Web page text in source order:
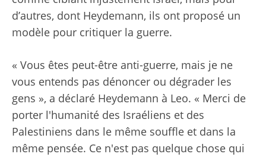
d’autres, dont Heydemann, ils ont proposé un
modèle pour critiquer la guerre.
« Vous êtes peut-être anti-guerre, mais je ne
vous entends pas dénoncer ou dégrader les
gens », a déclaré Heydemann à Leo. « Merci de
porter l'humanité des Israéliens et des
Palestiniens dans le même souffle et dans la
même pensée. Ce n'est pas quelque chose qui